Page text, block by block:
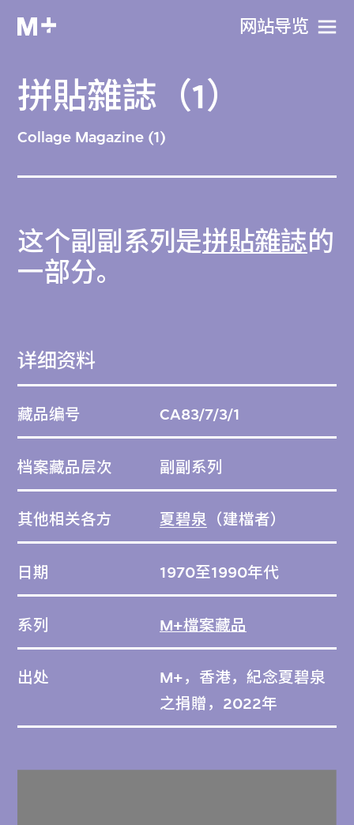
网站导览
拼貼雜誌（1）
Collage Magazine (1)
这个副副系列是拼貼雜誌的
一部分。
详细资料
藏品编号 CA83/7/3/1
档案藏品层次 副副系列
其他相关各方 夏碧泉 （建檔者）
日期 1970至1990年代
系列 M+檔案藏品
出处
M+，香港，紀念夏碧泉
之捐贈，2022年